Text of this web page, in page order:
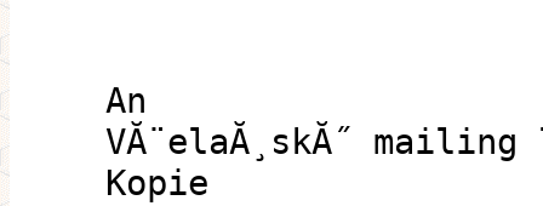
An
VĂ¨elaĂ¸skĂ˝
Kopie